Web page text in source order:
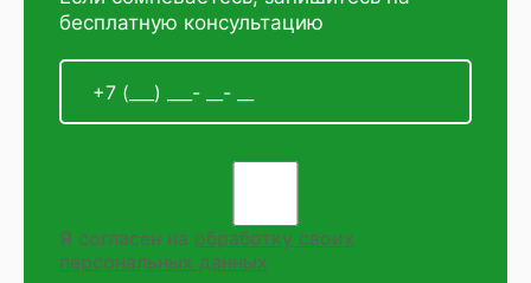
бесплатную консультацию
Я согласен на обработку своих
персональных данных